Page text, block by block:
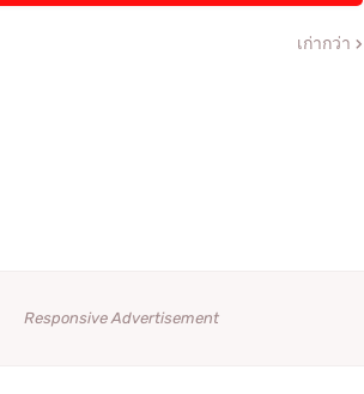
เก่ากว่า
Responsive Advertisement